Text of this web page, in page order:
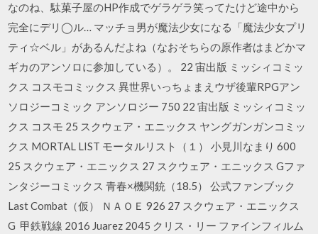
なのね、駄菓子屋のHP作成でゲラゲラ笑ってたけど途中から
完全にデリ◯ル… マッチョ男が魔法少女になる「魔法少女プリ
ティ☆ベル」があるんだよね（なおそちらの原作者はまどかマ
ギカのアンソロに参加している）。 22 宙出版 ミッシィコミッ
クス コスモコミックス 異世界いっちょまえウザ後輩RPGアン
ソロジーコミック アンソロジー 750 22 宙出版 ミッシィコミッ
クス コスモ 25 スクウェア・エニックス ヤングガンガンコミッ
クス MORTAL LIST モータルリスト（１） 小見川なまり 600
25 スクウェア・エニックス 27 スクウェア・エニックス Gファ
ンタジーコミックス 青春×機関銃（18.5） 公式ファンブック
Last Combat（仮） ＮＡＯＥ 926 27 スクウェア・エニックス
G 甲鉄戦線 2016 Juarez 2045 クリス・リー ファインフィルム